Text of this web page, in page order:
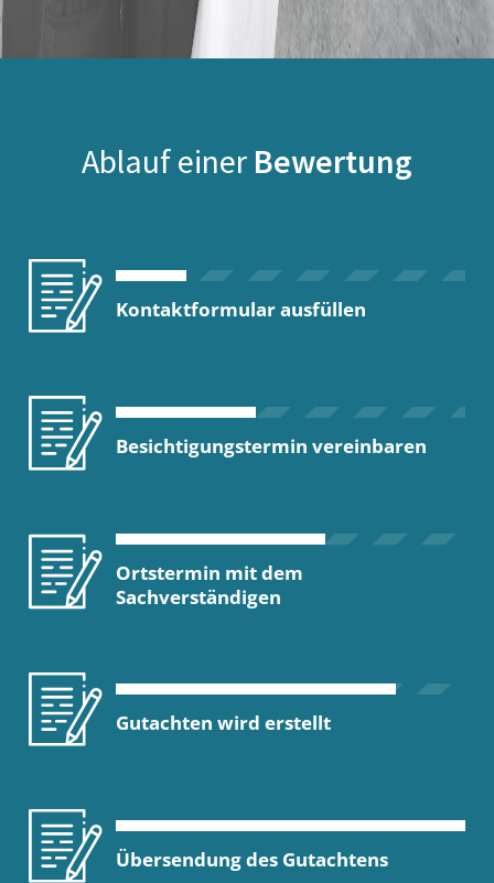
Ablauf einer Bewertung
Kontaktformular ausfüllen
Besichtigungstermin vereinbaren
Ortstermin mit dem
Sachverständigen
Gutachten wird erstellt
Übersendung des Gutachtens